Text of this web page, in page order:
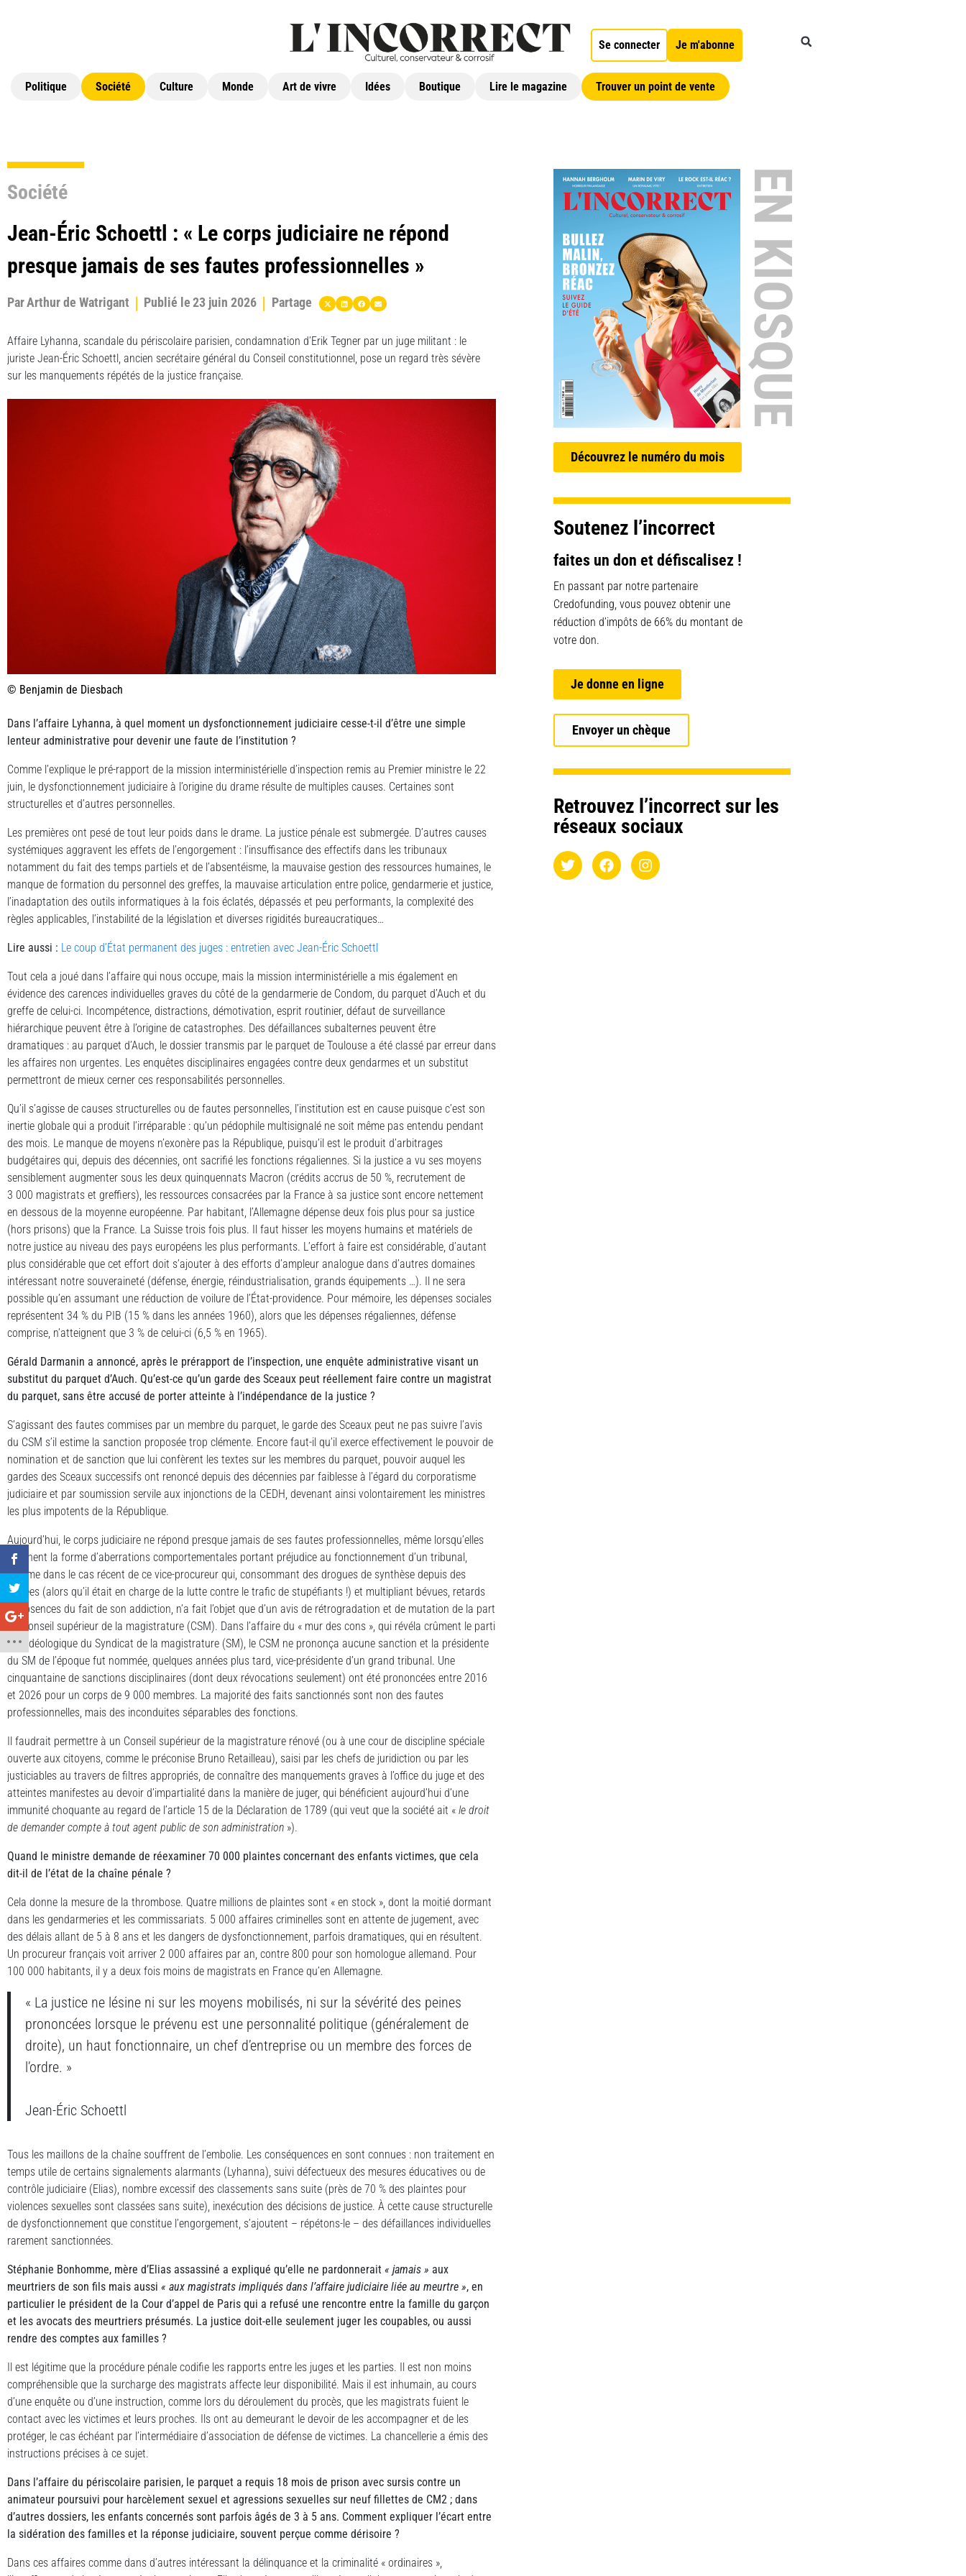
Se connecter Je m'abonne
Politique Société Culture Monde Art de vivre Idées Boutique Lire le magazine Trouver un point de vente
Société
Jean-Éric Schoettl : « Le corps judiciaire ne répond
presque jamais de ses fautes professionnelles »
ParArthur de Watrigant Publié le 23 juin 2026 Partage
Affaire Lyhanna, scandale du périscolaire parisien, condamnation d’Erik Tegner par un juge militant : le
juriste Jean-Éric Schoettl, ancien secrétaire général du Conseil constitutionnel, pose un regard très sévère
sur les manquements répétés de la justice française.
© Benjamin de Diesbach
Dans l’affaire Lyhanna, à quel moment un dysfonctionnement judiciaire cesse-t-il d’être une simple
lenteur administrative pour devenir une faute de l’institution ?
Comme l’explique le pré-rapport de la mission interministérielle d’inspection remis au Premier ministre le 22
juin, le dysfonctionnement judiciaire à l’origine du drame résulte de multiples causes. Certaines sont
structurelles et d’autres personnelles.
Les premières ont pesé de tout leur poids dans le drame. La justice pénale est submergée. D’autres causes
systémiques aggravent les effets de l’engorgement : l’insuffisance des effectifs dans les tribunaux
notamment du fait des temps partiels et de l’absentéisme, la mauvaise gestion des ressources humaines, le
manque de formation du personnel des greffes, la mauvaise articulation entre police, gendarmerie et justice,
l’inadaptation des outils informatiques à la fois éclatés, dépassés et peu performants, la complexité des
règles applicables, l’instabilité de la législation et diverses rigidités bureaucratiques…
Lire aussi : Le coup d’État permanent des juges : entretien avec Jean-Éric Schoettl
Tout cela a joué dans l’affaire qui nous occupe, mais la mission interministérielle a mis également en
évidence des carences individuelles graves du côté de la gendarmerie de Condom, du parquet d’Auch et du
greffe de celui-ci. Incompétence, distractions, démotivation, esprit routinier, défaut de surveillance
hiérarchique peuvent être à l’origine de catastrophes. Des défaillances subalternes peuvent être
dramatiques : au parquet d’Auch, le dossier transmis par le parquet de Toulouse a été classé par erreur dans
les affaires non urgentes. Les enquêtes disciplinaires engagées contre deux gendarmes et un substitut
permettront de mieux cerner ces responsabilités personnelles.
Qu’il s’agisse de causes structurelles ou de fautes personnelles, l’institution est en cause puisque c’est son
inertie globale qui a produit l’irréparable : qu’un pédophile multisignalé ne soit même pas entendu pendant
des mois. Le manque de moyens n’exonère pas la République, puisqu’il est le produit d’arbitrages
budgétaires qui, depuis des décennies, ont sacrifié les fonctions régaliennes. Si la justice a vu ses moyens
sensiblement augmenter sous les deux quinquennats Macron (crédits accrus de 50 %, recrutement de
3 000 magistrats et greffiers), les ressources consacrées par la France à sa justice sont encore nettement
en dessous de la moyenne européenne. Par habitant, l’Allemagne dépense deux fois plus pour sa justice
(hors prisons) que la France. La Suisse trois fois plus. Il faut hisser les moyens humains et matériels de
notre justice au niveau des pays européens les plus performants. L’effort à faire est considérable, d’autant
plus considérable que cet effort doit s’ajouter à des efforts d’ampleur analogue dans d’autres domaines
intéressant notre souveraineté (défense, énergie, réindustrialisation, grands équipements …). Il ne sera
possible qu’en assumant une réduction de voilure de l’État-providence. Pour mémoire, les dépenses sociales
représentent 34 % du PIB (15 % dans les années 1960), alors que les dépenses régaliennes, défense
comprise, n’atteignent que 3 % de celui-ci (6,5 % en 1965).
Gérald Darmanin a annoncé, après le prérapport de l’inspection, une enquête administrative visant un
substitut du parquet d’Auch. Qu’est-ce qu’un garde des Sceaux peut réellement faire contre un magistrat
du parquet, sans être accusé de porter atteinte à l’indépendance de la justice ?
S’agissant des fautes commises par un membre du parquet, le garde des Sceaux peut ne pas suivre l’avis
du CSM s’il estime la sanction proposée trop clémente. Encore faut-il qu’il exerce effectivement le pouvoir de
nomination et de sanction que lui confèrent les textes sur les membres du parquet, pouvoir auquel les
gardes des Sceaux successifs ont renoncé depuis des décennies par faiblesse à l’égard du corporatisme
judiciaire et par soumission servile aux injonctions de la CEDH, devenant ainsi volontairement les ministres
les plus impotents de la République.
Aujourd’hui, le corps judiciaire ne répond presque jamais de ses fautes professionnelles, même lorsqu’elles
prennent la forme d’aberrations comportementales portant préjudice au fonctionnement d’un tribunal,
comme dans le cas récent de ce vice-procureur qui, consommant des drogues de synthèse depuis des
années (alors qu’il était en charge de la lutte contre le trafic de stupéfiants !) et multipliant bévues, retards
et absences du fait de son addiction, n’a fait l’objet que d’un avis de rétrogradation et de mutation de la part
du Conseil supérieur de la magistrature (CSM). Dans l’affaire du « mur des cons », qui révéla crûment le parti
pris idéologique du Syndicat de la magistrature (SM), le CSM ne prononça aucune sanction et la présidente
du SM de l’époque fut nommée, quelques années plus tard, vice-présidente d’un grand tribunal. Une
cinquantaine de sanctions disciplinaires (dont deux révocations seulement) ont été prononcées entre 2016
et 2026 pour un corps de 9 000 membres. La majorité des faits sanctionnés sont non des fautes
professionnelles, mais des inconduites séparables des fonctions.
Il faudrait permettre à un Conseil supérieur de la magistrature rénové (ou à une cour de discipline spéciale
ouverte aux citoyens, comme le préconise Bruno Retailleau), saisi par les chefs de juridiction ou par les
justiciables au travers de filtres appropriés, de connaître des manquements graves à l’office du juge et des
atteintes manifestes au devoir d’impartialité dans la manière de juger, qui bénéficient aujourd’hui d’une
immunité choquante au regard de l’article 15 de la Déclaration de 1789 (qui veut que la société ait « le droit
de demander compte à tout agent public de son administration »).
Quand le ministre demande de réexaminer 70 000 plaintes concernant des enfants victimes, que cela
dit-il de l’état de la chaîne pénale ?
Cela donne la mesure de la thrombose. Quatre millions de plaintes sont « en stock », dont la moitié dormant
dans les gendarmeries et les commissariats. 5 000 affaires criminelles sont en attente de jugement, avec
des délais allant de 5 à 8 ans et les dangers de dysfonctionnement, parfois dramatiques, qui en résultent.
Un procureur français voit arriver 2 000 affaires par an, contre 800 pour son homologue allemand. Pour
100 000 habitants, il y a deux fois moins de magistrats en France qu’en Allemagne.
« La justice ne lésine ni sur les moyens mobilisés, ni sur la sévérité des peines
prononcées lorsque le prévenu est une personnalité politique (généralement de
droite), un haut fonctionnaire, un chef d’entreprise ou un membre des forces de
l’ordre. »
Jean-Éric Schoettl
Tous les maillons de la chaîne souffrent de l’embolie. Les conséquences en sont connues : non traitement en
temps utile de certains signalements alarmants (Lyhanna), suivi défectueux des mesures éducatives ou de
contrôle judiciaire (Elias), nombre excessif des classements sans suite (près de 70 % des plaintes pour
violences sexuelles sont classées sans suite), inexécution des décisions de justice. À cette cause structurelle
de dysfonctionnement que constitue l’engorgement, s’ajoutent – répétons-le – des défaillances individuelles
rarement sanctionnées.
Stéphanie Bonhomme, mère d’Elias assassiné a expliqué qu’elle ne pardonnerait « jamais » aux
meurtriers de son fils mais aussi « aux magistrats impliqués dans l’affaire judiciaire liée au meurtre », en
particulier le président de la Cour d’appel de Paris qui a refusé une rencontre entre la famille du garçon
et les avocats des meurtriers présumés. La justice doit-elle seulement juger les coupables, ou aussi
rendre des comptes aux familles ?
Il est légitime que la procédure pénale codifie les rapports entre les juges et les parties. Il est non moins
compréhensible que la surcharge des magistrats affecte leur disponibilité. Mais il est inhumain, au cours
d’une enquête ou d’une instruction, comme lors du déroulement du procès, que les magistrats fuient le
contact avec les victimes et leurs proches. Ils ont au demeurant le devoir de les accompagner et de les
protéger, le cas échéant par l’intermédiaire d’association de défense de victimes. La chancellerie a émis des
instructions précises à ce sujet.
Dans l’affaire du périscolaire parisien, le parquet a requis 18 mois de prison avec sursis contre un
animateur poursuivi pour harcèlement sexuel et agressions sexuelles sur neuf fillettes de CM2 ; dans
d’autres dossiers, les enfants concernés sont parfois âgés de 3 à 5 ans. Comment expliquer l’écart entre
la sidération des familles et la réponse judiciaire, souvent perçue comme dérisoire ?
Dans ces affaires comme dans d’autres intéressant la délinquance et la criminalité « ordinaires »,
EN KIOSQUE
Découvrez le numéro du mois
Soutenez l’incorrect
faites un don et défiscalisez !
En passant par notre partenaire
Credofunding, vous pouvez obtenir une
réduction d’impôts de 66% du montant de
votre don.
Je donne en ligne
Envoyer un chèque
Retrouvez l’incorrect sur les
réseaux sociaux